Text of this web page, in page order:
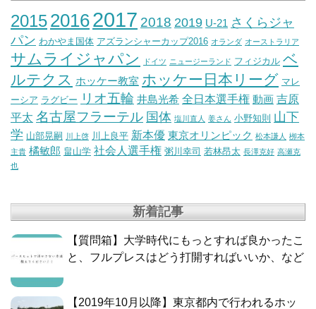
201520162017 2018 2019 U-21 さくらジャ
パン わかやま国体 アズランシャーカップ2016 オランダ オーストラリア
サムライジャパン ドイツ ニュージーランド フィジカル ベ
ルテクス ホッケー教室 ホッケー日本リーグ マレ
ーシア ラグビー リオ五輪 井島光希 全日本選手権 動画 吉原
平太 名古屋フラーテル 国体 塩川直人 姜さん 小野知則 山下
学 山部晃嗣 川上啓 川上良平 新本優 東京オリンピック 松本謙人 栁本
主貴 橘敏郎 畠山学 社会人選手権 粥川幸司 若林昂太 長澤克好 高瀬克
也
新着記事
【質問箱】大学時代にもっとすれば良かったこ
と、フルプレスはどう打開すればいいか、など
【2019年10月以降】東京都内で行われるホッ